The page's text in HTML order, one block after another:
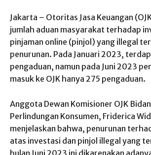
Jakarta – Otoritas Jasa Keuangan
jumlah aduan masyarakat terhadap
pinjaman online (pinjol) yang illegal
penurunan. Pada Januari 2023,
pengaduan, namun pada Juni 2023
masuk ke OJK hanya 275 pengaduan.
Anggota Dewan Komisioner OJK
Perlindungan Konsumen, Friderica
menjelaskan bahwa, penurunan
atas investasi dan pinjol illegal yang